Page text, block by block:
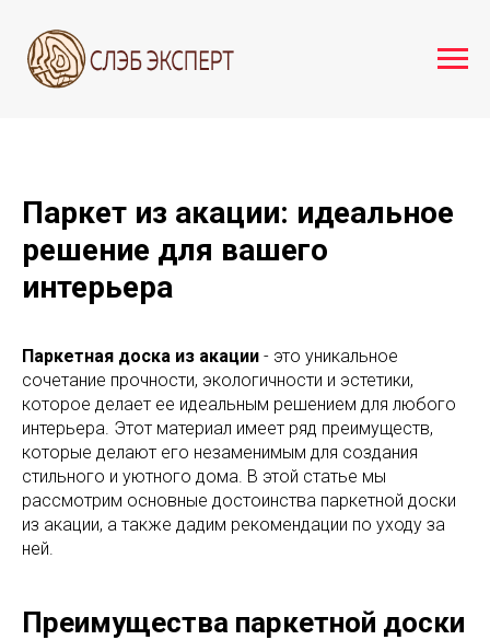
Паркет из акации: идеальное
решение для вашего
интерьера
Паркетная доска из акации - это уникальное
сочетание прочности, экологичности и эстетики,
которое делает ее идеальным решением для любого
интерьера. Этот материал имеет ряд преимуществ,
которые делают его незаменимым для создания
стильного и уютного дома. В этой статье мы
рассмотрим основные достоинства паркетной доски
из акации, а также дадим рекомендации по уходу за
ней.
Преимущества паркетной доски